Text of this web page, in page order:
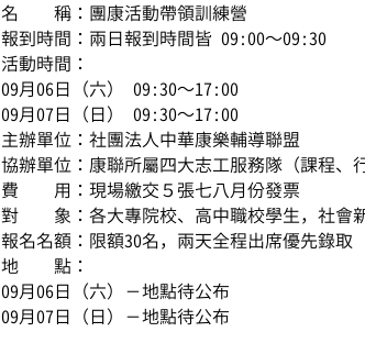
名 稱：團康活動帶領訓練營
報到時間：兩日報到時間皆 09:00～09:30
活動時間：
09月06日（六） 09:30～17:00
09月07日（日） 09:30～17:00
主辦單位：社團法人中華康樂輔導聯盟
協辦單位：康聯所屬四大志工服務隊（課程、
費 用：現場繳交５張七八月份發票
對 象：各大專院校、高中職校學生，社會
報名名額：限額30名，兩天全程出席優先錄取
地 點：
09月06日（六）－地點待公布
09月07日（日）－地點待公布